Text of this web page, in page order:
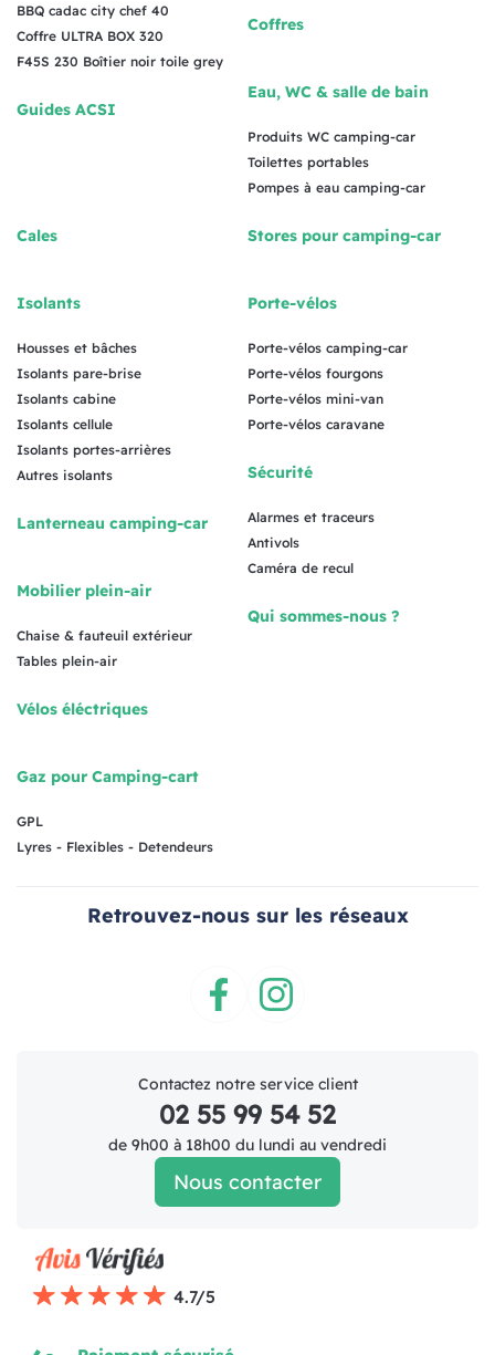
BBQ cadac city chef 40
Coffre ULTRA BOX 320
F45S 230 Boîtier noir toile grey
Guides ACSI
Coffres
Eau, WC & salle de bain
Produits WC camping-car
Toilettes portables
Pompes à eau camping-car
Cales
Isolants
Housses et bâches
Isolants pare-brise
Isolants cabine
Isolants cellule
Isolants portes-arrières
Autres isolants
Lanterneau camping-car
Mobilier plein-air
Chaise & fauteuil extérieur
Tables plein-air
Vélos éléctriques
Gaz pour Camping-cart
GPL
Lyres - Flexibles - Detendeurs
Stores pour camping-car
Porte-vélos
Porte-vélos camping-car
Porte-vélos fourgons
Porte-vélos mini-van
Porte-vélos caravane
Sécurité
Alarmes et traceurs
Antivols
Caméra de recul
Qui sommes-nous ?
Retrouvez-nous sur les réseaux
Contactez notre service client
02 55 99 54 52
de 9h00 à 18h00 du lundi au vendredi
Nous contacter
4.7/5